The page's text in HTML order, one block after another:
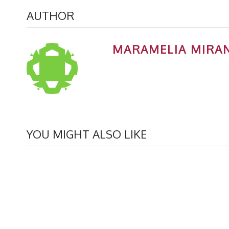
AUTHOR
MARAMELIA
YOU MIGHT ALSO LIKE